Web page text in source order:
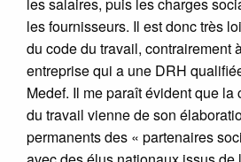
les fournisseurs. Il est donc très
du code du travail, contrairement
entreprise qui a une DRH
Medef. Il me paraît évident que
du travail vienne de son
permanents des « partenaires